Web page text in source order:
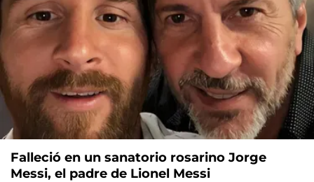
Falleció en un sanatorio rosarino Jorge
Messi, el padre de Lionel Messi